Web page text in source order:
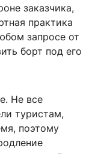
заказчика,
практика
запросе от
борт под его
Не все
туристам,
поэтому